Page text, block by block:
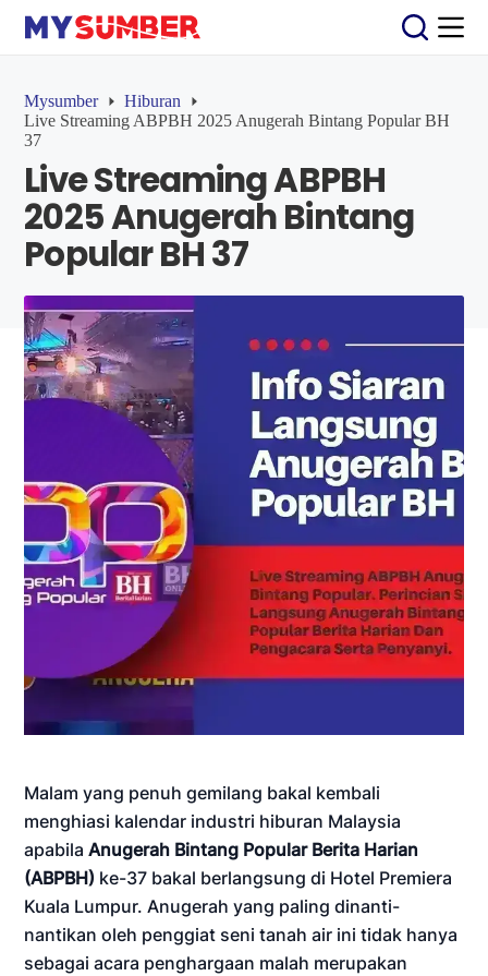
S
k
t
o
c
e
Mysumber
Hiburan
Live Streaming ABPBH 2025 Anugerah Bintang Popular BH
37
Live Streaming ABPBH
2025 Anugerah Bintang
Popular BH 37
Malam yang penuh gemilang bakal kembali
menghiasi kalendar industri hiburan Malaysia
apabilaAnugerah Bintang Popular Berita Harian
(ABPBH) ke-37 bakal berlangsung di Hotel Premiera
Kuala Lumpur. Anugerah yang paling dinanti-
nantikan oleh penggiat seni tanah air ini tidak hanya
sebagai acara penghargaan malah merupakan